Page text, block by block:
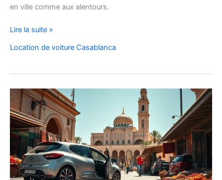
en ville comme aux alentours.
Location
Corsa
Aéroport
|
Location
Voiture
Casablanca
Lire la suite »
Location de voiture Casablanca